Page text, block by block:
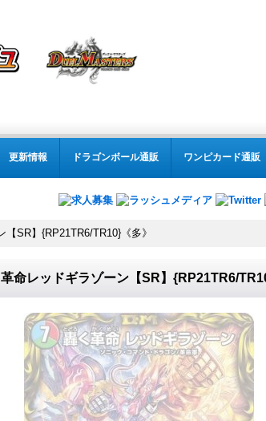
更新情報 ドラゴンボール通販 ワンピカード通販
SR】{RP21TR6/TR10}《多》
命レッドギラゾーン【SR】{RP21TR6/